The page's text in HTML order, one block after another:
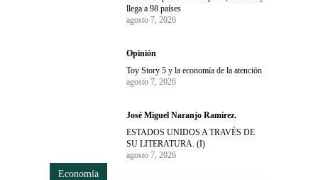
llega a 98 países
agosto 7, 2026
Opinión
Toy Story 5 y la economía de la atención
agosto 7, 2026
José Miguel Naranjo Ramírez.
ESTADOS UNIDOS A TRAVÉS DE
SU LITERATURA. (I)
agosto 7, 2026
Economía